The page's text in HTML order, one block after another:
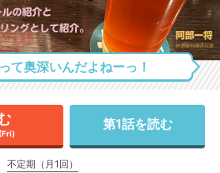
て奥深いんだよねーっ！
第1話を読む
不定期（月1回）